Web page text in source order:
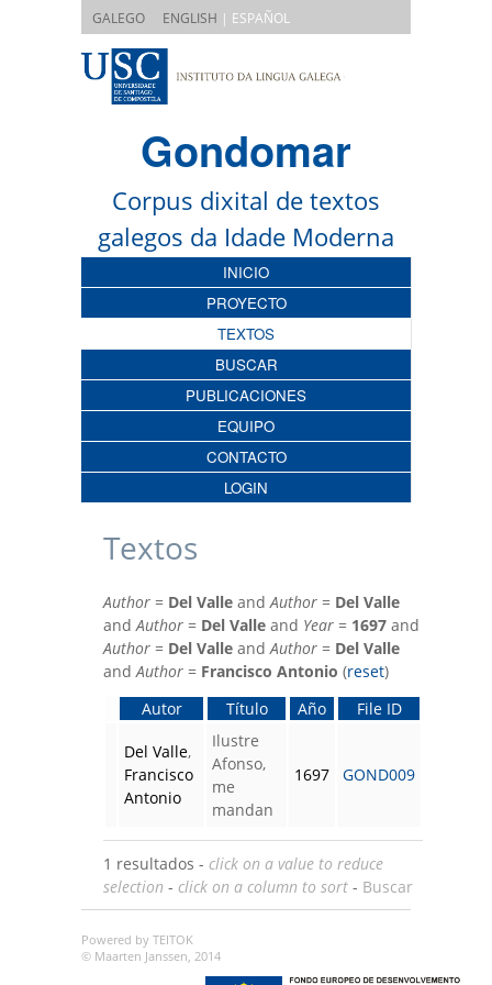
GALEGO ENGLISH | ESPAÑOL
Gondomar
Corpus dixital de textos
galegos da Idade Moderna
INICIO
PROYECTO
TEXTOS
BUSCAR
PUBLICACIONES
EQUIPO
CONTACTO
LOGIN
Textos
Author = Del Valle andAuthor = Del Valle
andAuthor = Del Valle and Year = 1697 and
Author = Del Valle andAuthor = Del Valle
andAuthor = Francisco Antonio (reset)
Autor
Título Año File ID
Del Valle,
Francisco
Antonio
Ilustre
Afonso,
me
mandan
1697 GOND009
1 resultados - click on a value to reduce
selection - click on a column to sort - Buscar
Powered by TEITOK
© Maarten Janssen, 2014